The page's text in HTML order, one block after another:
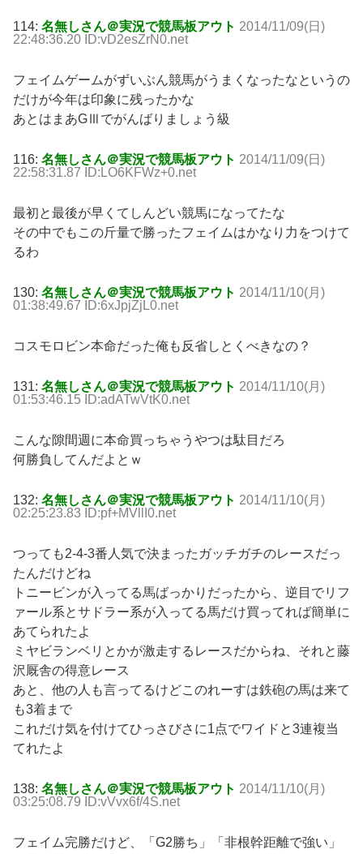
114: 名無しさん＠実況で競馬板アウト 2014/11/09(日)
22:48:36.20 ID:vD2esZrN0.net
フェイムゲームがずいぶん競馬がうまくなったなというの
だけが今年は印象に残ったかな
あとはまあGⅢでがんばりましょう級
116: 名無しさん＠実況で競馬板アウト 2014/11/09(日)
22:58:31.87 ID:LO6KFWz+0.net
最初と最後が早くてしんどい競馬になってたな
その中でもこの斤量で勝ったフェイムはかなり力をつけて
るわ
130: 名無しさん＠実況で競馬板アウト 2014/11/10(月)
01:38:49.67 ID:6xJpjZjL0.net
コスモロビン本命だった俺も反省しとくべきなの？
131: 名無しさん＠実況で競馬板アウト 2014/11/10(月)
01:53:46.15 ID:adATwVtK0.net
こんな隙間週に本命買っちゃうやつは駄目だろ
何勝負してんだよとｗ
132: 名無しさん＠実況で競馬板アウト 2014/11/10(月)
02:25:23.83 ID:pf+MVllI0.net
つっても2-4-3番人気で決まったガッチガチのレースだっ
たんだけどね
トニービンが入ってる馬ばっかりだったから、逆目でリフ
ァール系とサドラー系が入ってる馬だけ買ってれば簡単に
あてられたよ
ミヤビランベリとかが激走するレースだからね、それと藤
沢厩舎の得意レース
あと、他の人も言ってるけどこのれーすは鉄砲の馬は来て
も3着まで
これだけ気を付けてひっさびさに1点でワイドと3連複当
てれたよ
138: 名無しさん＠実況で競馬板アウト 2014/11/10(月)
03:25:08.79 ID:vVvx6f/4S.net
フェイム完勝だけど、「G2勝ち」「非根幹距離で強い」